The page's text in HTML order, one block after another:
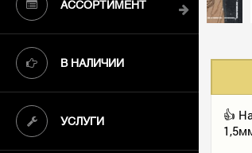
АССОРТИМЕНТ
В НАЛИЧИИ
УСЛУГИ 👍